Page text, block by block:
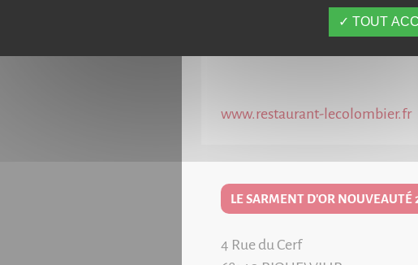
www.restaurant-lecolombier.fr
LE SARMENT D'OR NOUVEAUTÉ
4 Rue du Cerf
TOUT